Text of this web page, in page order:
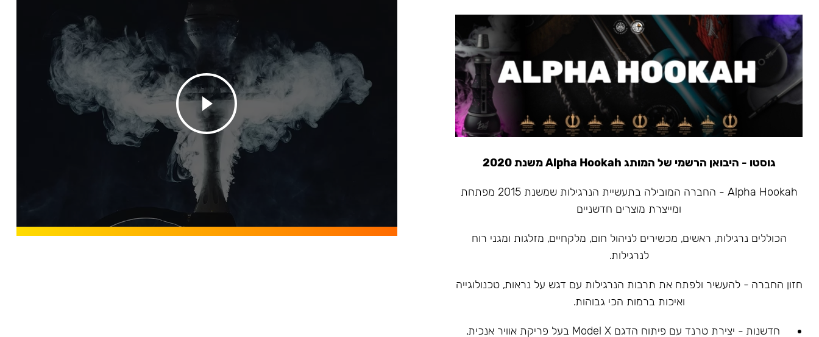
גוסטו - היבואן הרשמי של המותג Alpha Hookah משנת 2020
Alpha Hookah - החברה המובילה בתעשיית הנרגילות שמשנת 2015 מפתחת
ומייצרת מוצרים חדשניים
הכוללים נרגילות, ראשים, מכשירים לניהול חום, מלקחיים, מזלגות ומגני רוח
לנרגילות.
חזון החברה - להעשיר ולפתח את תרבות הנרגילות עם דגש על נראות, טכנולוגייה
ואיכות ברמות הכי גבוהות.
חדשנות - יצירת טרנד עם פיתוח הדגם Model X בעל פריקת אוויר אנכית,